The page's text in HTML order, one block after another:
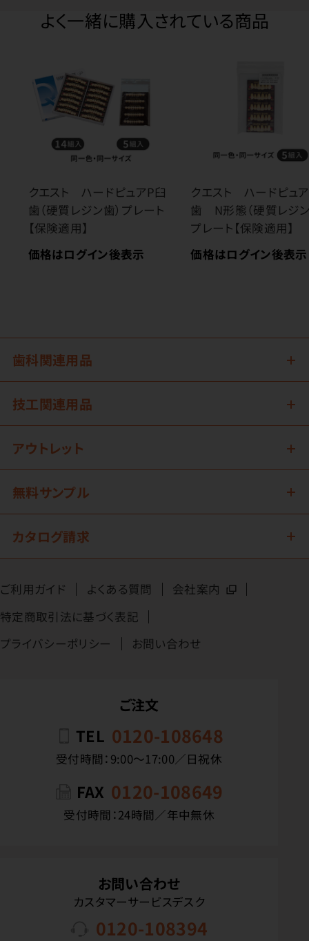
よく一緒に購入されている商品
クエスト ハードピュアP臼
歯（硬質レジン歯）プレート
【保険適用】
価格はログイン後表示
クエスト ハードピュ
歯 N形態（硬質レジン
プレート【保険適用】
価格はログイン後表示
歯科関連用品
技工関連用品
アウトレット
無料サンプル
カタログ請求
ご利用ガイド よくある質問
会社案内
特定商取引法に基づく表記
プライバシーポリシー
お問い合わせ
ご注文
TEL 0120-108648
受付時間：9:00〜17:00／日祝休
FAX 0120-108649
受付時間：24時間／年中無休
お問い合わせ
カスタマーサービスデスク
0120-108394